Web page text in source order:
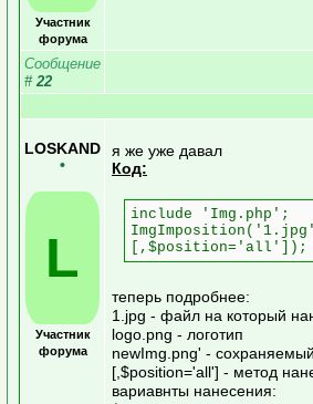
Участник
форума
Сообщение
# 22
LOSKAND
•
L
Участник
форума
я же уже давал
Код:
include 'Img.php';
[,$position='all']);
теперь подробнее:
1.jpg - файл на который
logo.png - логотип
newImg.png' -
[,$position='all'] - метод
вариавнты нанесения: